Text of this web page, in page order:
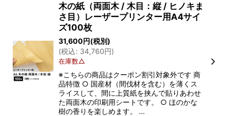
木の紙（両面木 / 木目：縦 / ヒノキま
さ目）レーザープリンター用A4サイ
ズ100枚
31,600円(税別)
(税込: 34,760円)
在庫数△
※こちらの商品はクーポン割引対象外です 商
品特徴 ○ 国産材（間伐材を含む）を薄くス
ライスして、間に上質紙を挟んで貼りあわせ
た両面木の印刷用シートです。 ○ ほのかな
樹の香りを楽しめます。 …